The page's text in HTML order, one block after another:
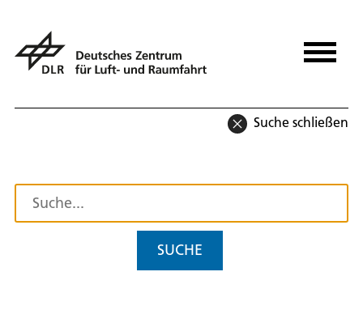
Suche schließen
SUCHE